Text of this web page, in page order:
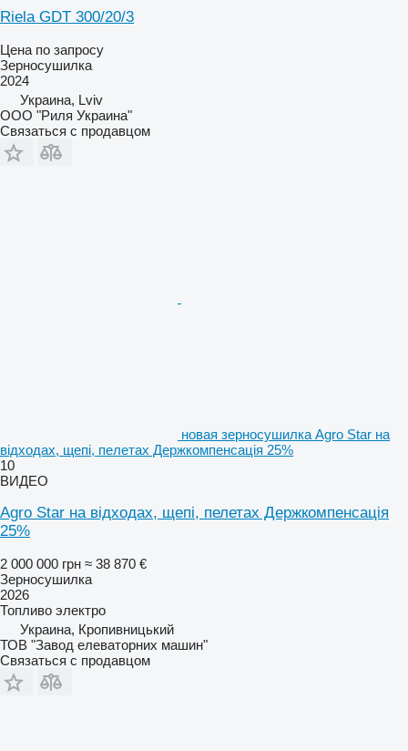
Riela GDT 300/20/3
Цена по запросу
Зерносушилка
2024
Украина, Lviv
ООО "Риля Украина"
Связаться с продавцом
новая зерносушилка Agro Star на
відходах, щепі, пелетах Держкомпенсація 25%
10
ВИДЕО
Agro Star на відходах, щепі, пелетах Держкомпенсація
25%
2 000 000 грн ≈ 38 870 €
Зерносушилка
2026
Топливо электро
Украина, Кропивницький
ТОВ "Завод елеваторних машин"
Связаться с продавцом